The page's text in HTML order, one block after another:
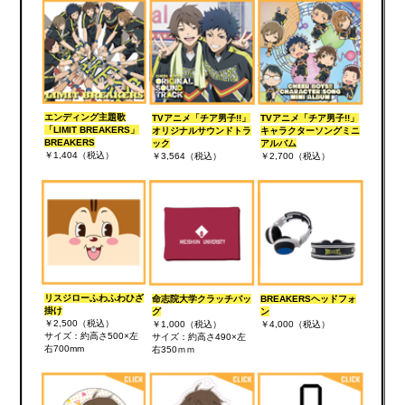
エンディング主題歌
「LIMIT BREAKERS」
BREAKERS
￥1,404（税込）
TVアニメ「チア男子!!」
オリジナルサウンドトラ
ック
￥3,564（税込）
TVアニメ「チア男子!!」
キャラクターソングミニ
アルバム
￥2,700（税込）
リスジローふわふわひざ
掛け
￥2,500（税込）
サイズ：約高さ500×左
右700mm
命志院大学クラッチバッ
グ
￥1,000（税込）
サイズ：約高さ490×左
右350ｍｍ
BREAKERSヘッドフォ
ン
￥4,000（税込）